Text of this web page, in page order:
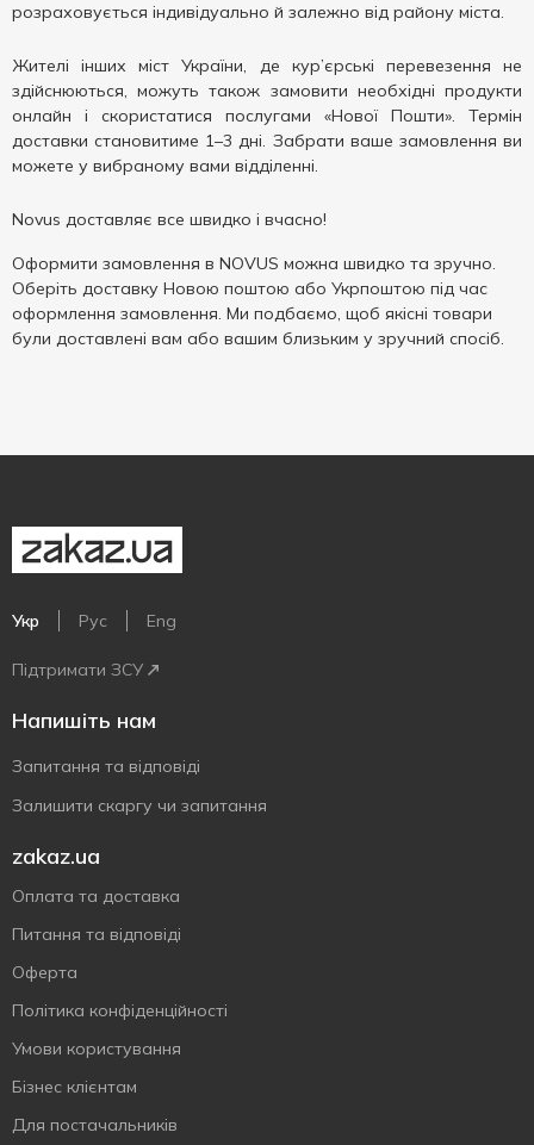
розраховується індивідуально й залежно від району міста.
Жителі інших міст України, де кур’єрські перевезення не
здійснюються, можуть також замовити необхідні продукти
онлайн і скористатися послугами «Нової Пошти». Термін
доставки становитиме 1–3 дні. Забрати ваше замовлення ви
можете у вибраному вами відділенні.
Novus доставляє все швидко і вчасно!
Оформити замовлення в NOVUS можна швидко та зручно.
Оберіть доставку Новою поштою або Укрпоштою під час
оформлення замовлення. Ми подбаємо, щоб якісні товари
були доставлені вам або вашим близьким у зручний спосіб.
Укр Рус Eng
Підтримати ЗСУ
Напишіть нам
Запитання та відповіді
Залишити скаргу чи запитання
zakaz.ua
Оплата та доставка
Питання та відповіді
Оферта
Політика конфіденційності
Умови користування
Бізнес клієнтам
Для постачальників